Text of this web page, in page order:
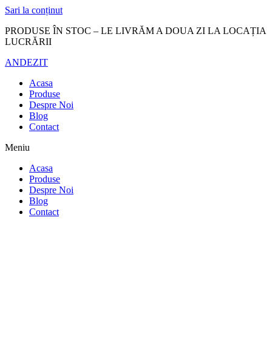
Sari la conținut
PRODUSE ÎN STOC – LE LIVRĂM A DOUA ZI LA LOCAȚIA
LUCRĂRII
ANDEZIT
Acasa
Produse
Despre Noi
Blog
Contact
Meniu
Acasa
Produse
Despre Noi
Blog
Contact